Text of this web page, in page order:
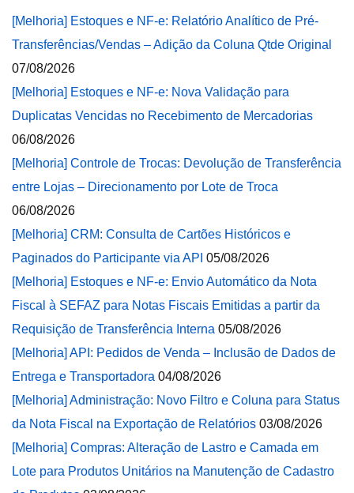
[Melhoria] Estoques e NF-e: Relatório Analítico de Pré-
Transferências/Vendas – Adição da Coluna Qtde Original
07/08/2026
[Melhoria] Estoques e NF-e: Nova Validação para
Duplicatas Vencidas no Recebimento de Mercadorias
06/08/2026
[Melhoria] Controle de Trocas: Devolução de Transferência
entre Lojas – Direcionamento por Lote de Troca
06/08/2026
[Melhoria] CRM: Consulta de Cartões Históricos e
Paginados do Participante via API 05/08/2026
[Melhoria] Estoques e NF-e: Envio Automático da Nota
Fiscal à SEFAZ para Notas Fiscais Emitidas a partir da
Requisição de Transferência Interna 05/08/2026
[Melhoria] API: Pedidos de Venda – Inclusão de Dados de
Entrega e Transportadora 04/08/2026
[Melhoria] Administração: Novo Filtro e Coluna para Status
da Nota Fiscal na Exportação de Relatórios 03/08/2026
[Melhoria] Compras: Alteração de Lastro e Camada em
Lote para Produtos Unitários na Manutenção de Cadastro